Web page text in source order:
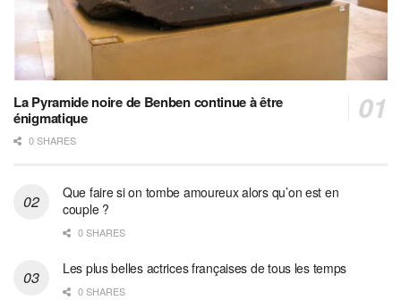
La Pyramide noire de Benben continue à être
énigmatique
0 SHARES
Que faire si on tombe amoureux alors qu’on est en
couple ?
0 SHARES
Les plus belles actrices françaises de tous les temps
0 SHARES